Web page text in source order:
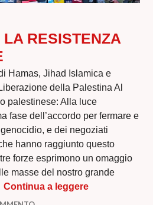
RESISTENZA
Hamas, Jihad Islamica e
della Palestina Al
palestinese: Alla luce
fase dell’accordo per fermare e
e dei negoziati
hanno raggiunto questo
forze esprimono un omaggio
masse del nostro grande
Continua a leggereLA TREGUA